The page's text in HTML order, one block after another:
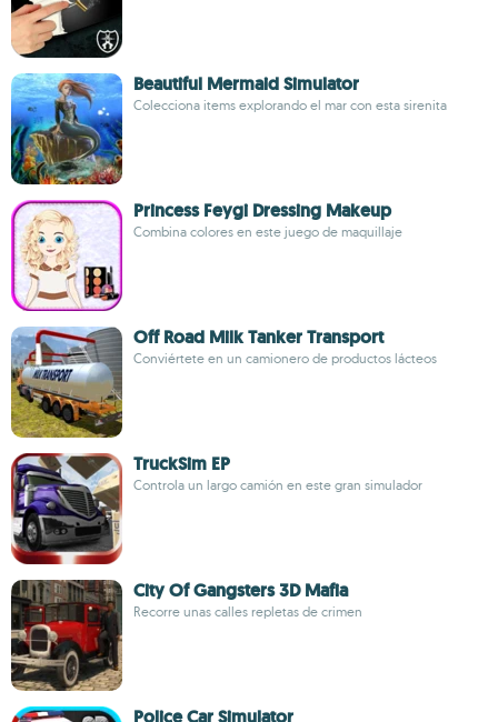
Beautiful Mermaid Simulator
Colecciona items explorando el mar con esta sirenita
Princess Feygi Dressing Makeup
Combina colores en este juego de maquillaje
Off Road Milk Tanker Transport
Conviértete en un camionero de productos lácteos
TruckSim EP
Controla un largo camión en este gran simulador
City Of Gangsters 3D Mafia
Recorre unas calles repletas de crimen
Police Car Simulator